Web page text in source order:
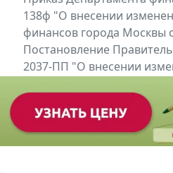
138ф "О внесении
финансов города Москвы
Постановление
2037-ПП "О внесении
Правительства Москвы
Все региональные документы